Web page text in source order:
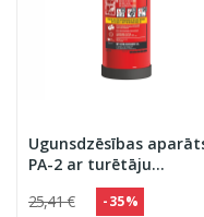
Ugunsdzēsības
PA-2 ar turētāju
(Ogniochron) 13A 89B/C
(metāla palaišanas
25,41 € - 35 %